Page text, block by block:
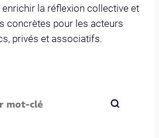
la réflexion collective et
concrètes pour les acteurs
privés et associatifs.